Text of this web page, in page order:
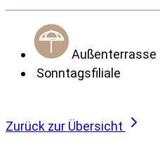
Außenterrasse
Sonntagsfiliale
Zurück zur Übersicht